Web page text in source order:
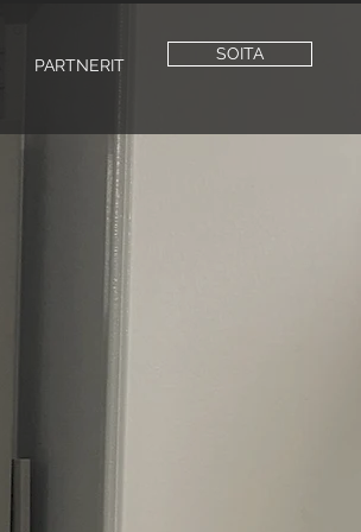
PARTNERIT
SOITA